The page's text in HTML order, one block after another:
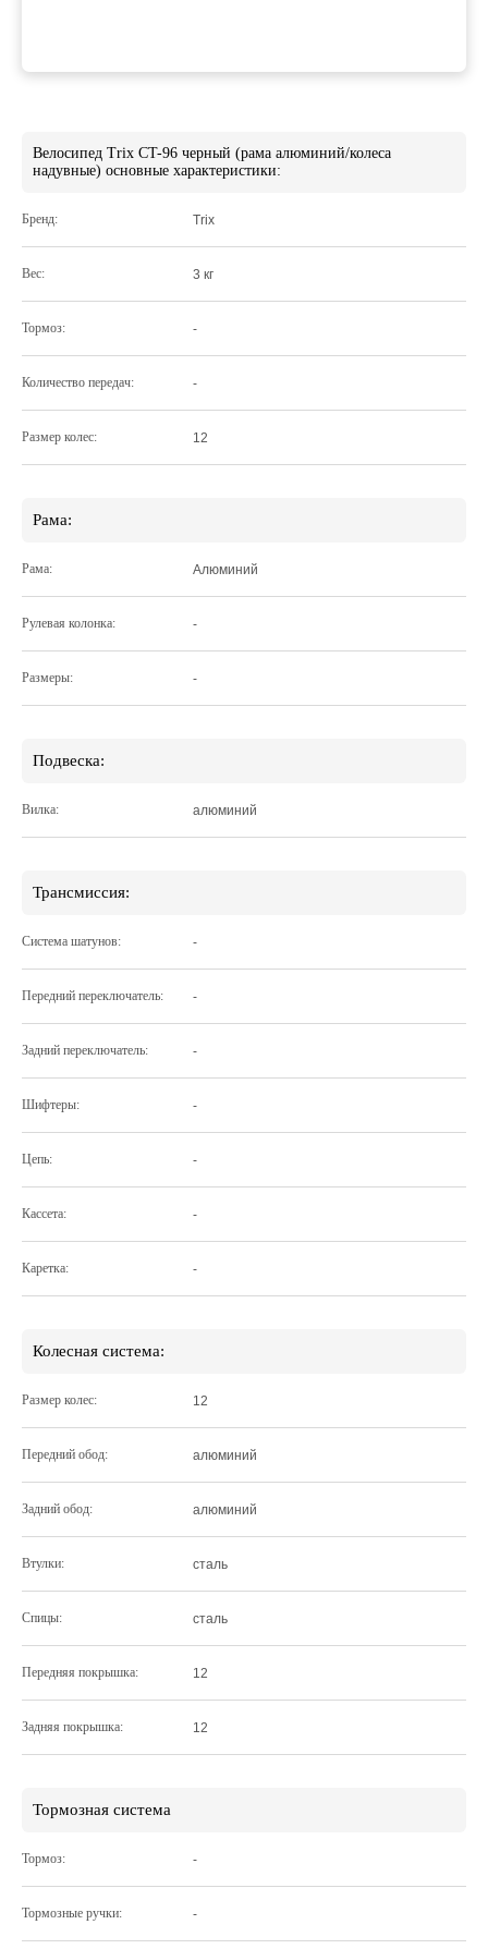
Велосипед Trix CT-96 черный (рама алюминий/колеса
надувные) основные характеристики:
Бренд: Trix
Вес: 3 кг
Тормоз: -
Количество передач: -
Размер колес: 12
Рама:
Рама: Алюминий
Рулевая колонка: -
Размеры: -
Подвеска:
Вилка: алюминий
Трансмиссия:
Система шатунов: -
Передний переключатель: -
Задний переключатель: -
Шифтеры: -
Цепь: -
Кассета: -
Каретка: -
Колесная система:
Размер колес: 12
Передний обод: алюминий
Задний обод: алюминий
Втулки: сталь
Спицы: сталь
Передняя покрышка: 12
Задняя покрышка: 12
Тормозная система
Тормоз: -
Тормозные ручки: -